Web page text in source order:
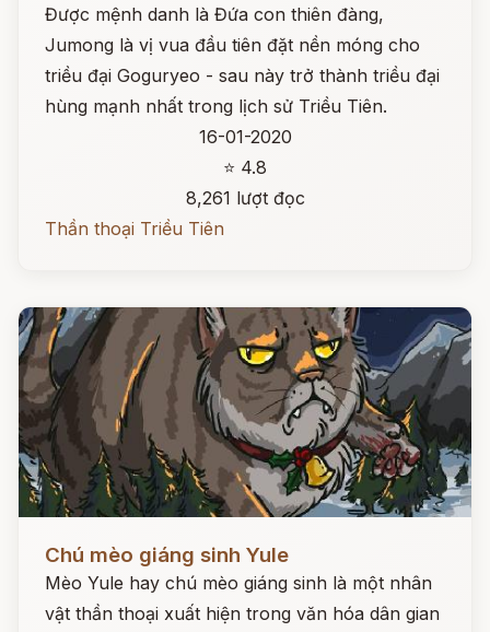
Được mệnh danh là Đứa con thiên đàng,
Jumong là vị vua đầu tiên đặt nền móng cho
triều đại Goguryeo - sau này trở thành triều đại
hùng mạnh nhất trong lịch sử Triều Tiên.
16-01-2020
⭐ 4.8
8,261 lượt đọc
Thần thoại Triều Tiên
Chú mèo giáng sinh Yule
Mèo Yule hay chú mèo giáng sinh là một nhân
vật thần thoại xuất hiện trong văn hóa dân gian